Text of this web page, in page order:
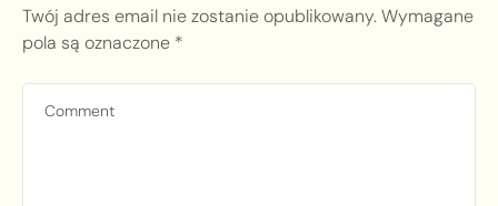
Twój adres email nie zostanie opublikowany.Wymagane
pola są oznaczone *